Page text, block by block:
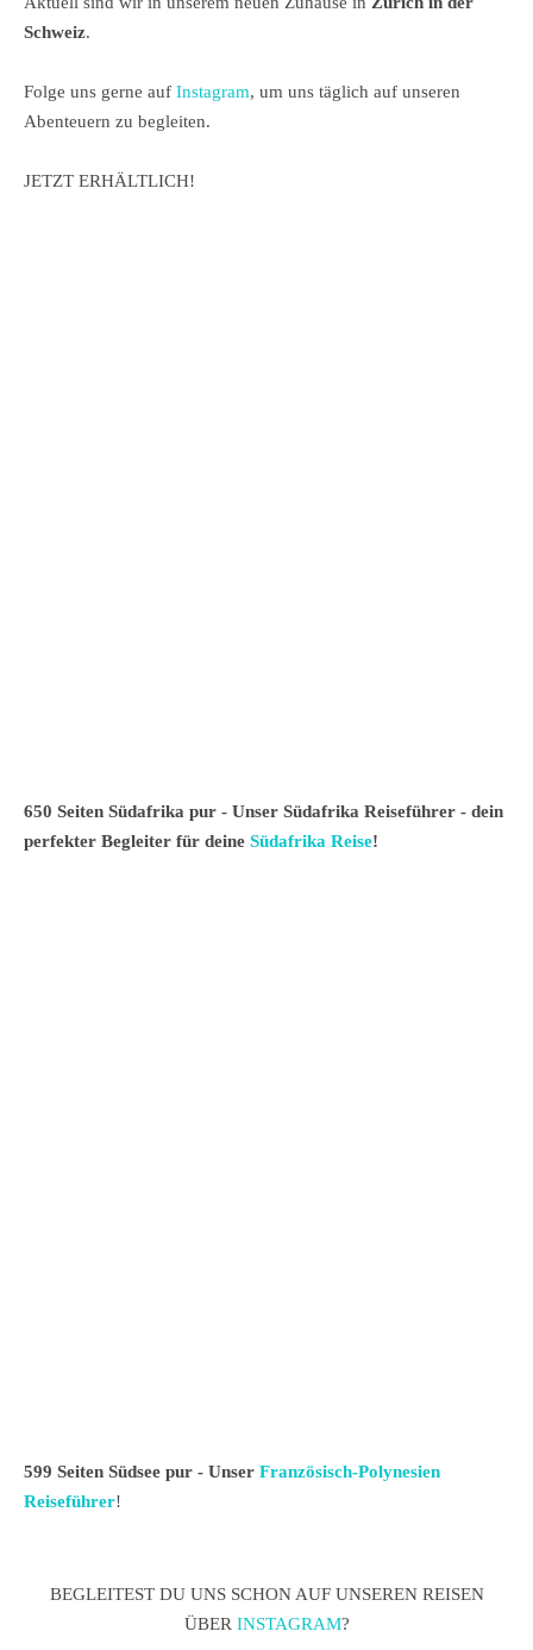
Schweiz.
Folge uns gerne auf Instagram, um uns täglich auf unseren
Abenteuern zu begleiten.
JETZT ERHÄLTLICH!
650 Seiten Südafrika pur - Unser Südafrika Reiseführer - dein
perfekter Begleiter für deine Südafrika Reise!
599 Seiten Südsee pur - Unser Französisch-Polynesien
Reiseführer!
BEGLEITEST DU UNS SCHON AUF UNSEREN REISEN
ÜBER INSTAGRAM?